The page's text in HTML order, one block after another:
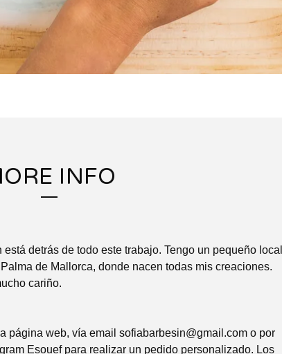
INFO
detrás de todo este trabajo. Tengo un pequeño local
de Mallorca, donde nacen todas mis creaciones.
cariño.
página web, vía email sofiabarbesin@gmail.com o por
Esouef para realizar un pedido personalizado. Los